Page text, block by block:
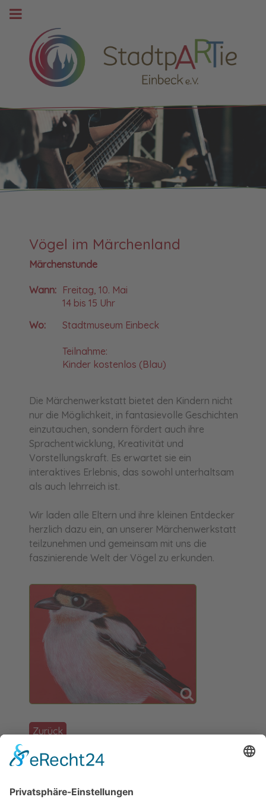
Vögel im Märchenland
Märchenstunde
Wann: Freitag, 10. Mai
14 bis 15 Uhr
Wo:
Stadtmuseum Einbeck
Teilnahme:
Kinder kostenlos (Blau)
Die Märchenwerkstatt bietet den Kindern nicht
nur die Möglichkeit, in fantasievolle Geschichten
einzutauchen, sondern fördert auch ihre
Sprachentwicklung, Kreativität und
Vorstellungskraft. Es erwartet sie ein
interaktives Erlebnis, das sowohl unterhaltsam
als auch lehrreich ist.
Wir laden alle Eltern und ihre kleinen Entdecker
herzlich dazu ein, an unserer Märchenwerkstatt
teilzunehmen und gemeinsam mit uns die
faszinierende Welt der Vögel zu erkunden.
Zurück